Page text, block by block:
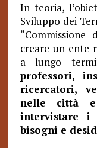
In teoria,
Sviluppo dei
creare un ente
a lungo
professori,
ricercatori,
nelle città
intervistare i
bisogni e